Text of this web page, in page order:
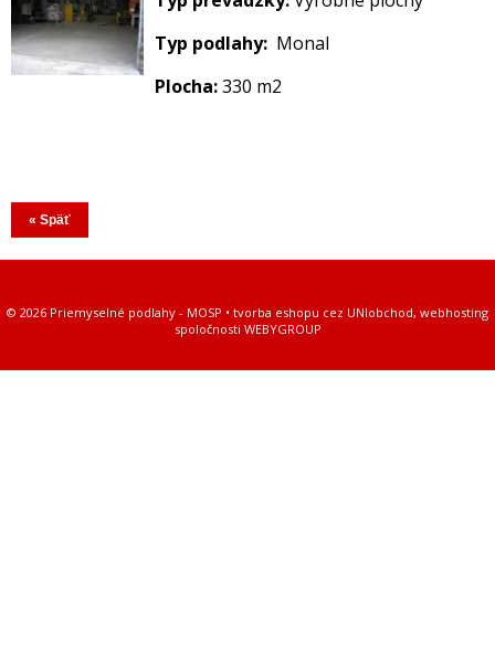
Typ podlahy: Monal
Plocha:330 m2
« Späť
© 2026 Priemyselné podlahy - MOSP • tvorba eshopu cez UNIobchod, webhosting
spoločnosti WEBYGROUP